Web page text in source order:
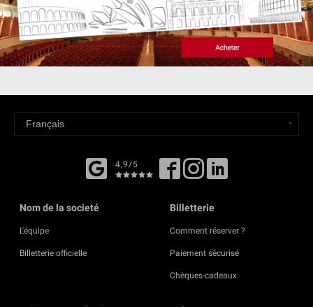
4,9/5
Nom de la societé
L'équipe
Billetterie officielle
Billetterie
Comment réserver ?
Paiement sécurisé
Chèques-cadeaux